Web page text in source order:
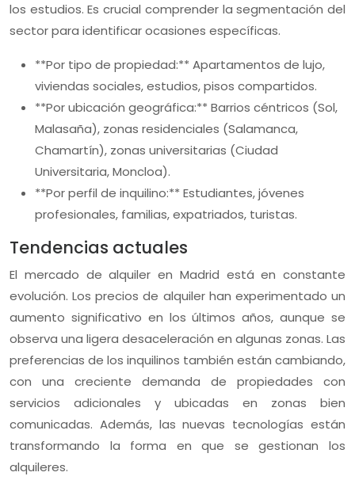
los estudios. Es crucial comprender la segmentación del
sector para identificar ocasiones específicas.
**Por tipo de propiedad:** Apartamentos de lujo,
viviendas sociales, estudios, pisos compartidos.
**Por ubicación geográfica:** Barrios céntricos (Sol,
Malasaña), zonas residenciales (Salamanca,
Chamartín), zonas universitarias (Ciudad
Universitaria, Moncloa).
**Por perfil de inquilino:** Estudiantes, jóvenes
profesionales, familias, expatriados, turistas.
Tendencias actuales
El mercado de alquiler en Madrid está en constante
evolución. Los precios de alquiler han experimentado un
aumento significativo en los últimos años, aunque se
observa una ligera desaceleración en algunas zonas. Las
preferencias de los inquilinos también están cambiando,
con una creciente demanda de propiedades con
servicios adicionales y ubicadas en zonas bien
comunicadas. Además, las nuevas tecnologías están
transformando la forma en que se gestionan los
alquileres.